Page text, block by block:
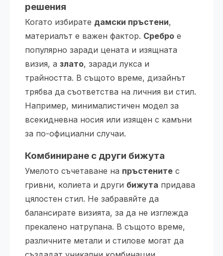
решения
Когато избирате дамски пръстени,
материалът е важен фактор. Сребро е
популярно заради цената и изящната
визия, а злато, заради лукса и
трайността. В същото време, дизайнът
трябва да съответства на личния ви стил.
Например, минималистичен модел за
всекидневна носия или изящен с камъни
за по-официални случаи.
Комбиниране с други бижута
Умелото съчетаване на пръстените с
гривни, колиета и други бижута придава
цялостен стил. Не забравяйте да
балансирате визията, за да не изглежда
прекалено натрупана. В същото време,
различните метали и стилове могат да